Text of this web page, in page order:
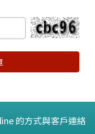
的方式與客戶連絡